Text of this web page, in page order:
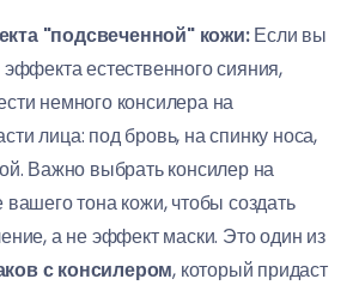
"подсвеченной" кожи:Если вы
эффекта естественного сияния,
немного консилера на
лица: под бровь, на спинку носа,
Важно выбрать консилер на
вашего тона кожи, чтобы создать
а не эффект маски. Это один из
с консилером, который придаст